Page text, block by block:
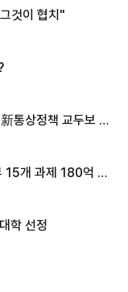
것이 협치"
통상정책 교두보 활
15개 과제 180억 지
학 선정